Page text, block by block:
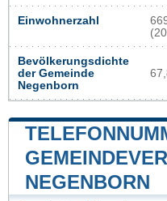
Einwohnerzahl
Bevölkerungsdichte
der Gemeinde
Negenborn
NEGENBORN